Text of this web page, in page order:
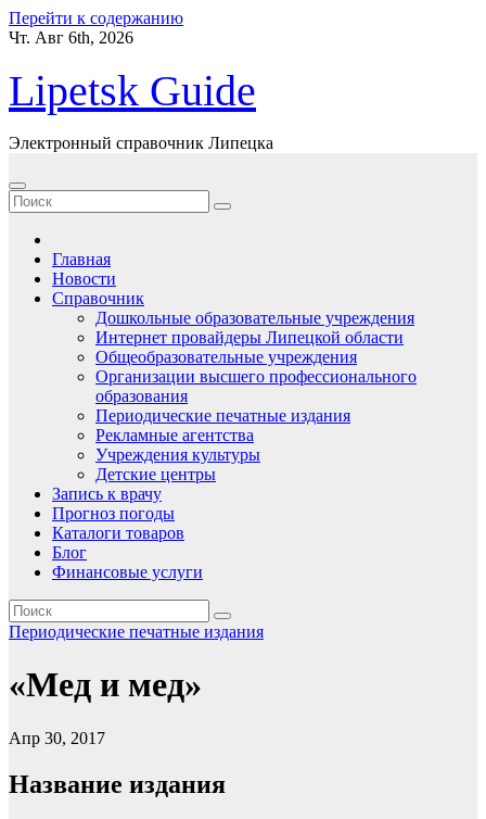
Перейти к содержанию
Чт. Авг 6th, 2026
Lipetsk Guide
Электронный справочник Липецка
Главная
Новости
Справочник
Дошкольные образовательные учреждения
Интернет провайдеры Липецкой области
Общеобразовательные учреждения
Организации высшего профессионального
образования
Периодические печатные издания
Рекламные агентства
Учреждения культуры
Детские центры
Запись к врачу
Прогноз погоды
Каталоги товаров
Блог
Финансовые услуги
Периодические печатные издания
«Мед и мед»
Апр 30, 2017
Название издания